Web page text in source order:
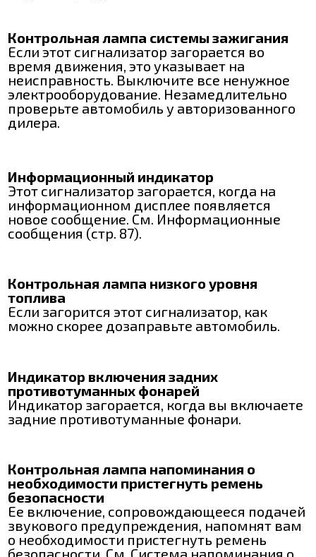
Контрольная лампа системы зажигания
Если этот сигнализатор загорается во
время движения, это указывает на
неисправность. Выключите все ненужное
электрооборудование. Незамедлительно
проверьте автомобиль у авторизованного
дилера.
Информационный индикатор
Этот сигнализатор загорается, когда на
информационном дисплее появляется
новое сообщение. См. Информационные
сообщения (стр. 87).
Контрольная лампа низкого уровня
топлива
Если загорится этот сигнализатор, как
можно скорее дозаправьте автомобиль.
Индикатор включения задних
противотуманных фонарей
Индикатор загорается, когда вы включаете
задние противотуманные фонари.
Контрольная лампа напоминания о
необходимости пристегнуть ремень
безопасности
Ее включение, сопровождающееся подачей
звукового предупреждения, напомнят вам
о необходимости пристегнуть ремень
безопасности. См. Система напоминания о